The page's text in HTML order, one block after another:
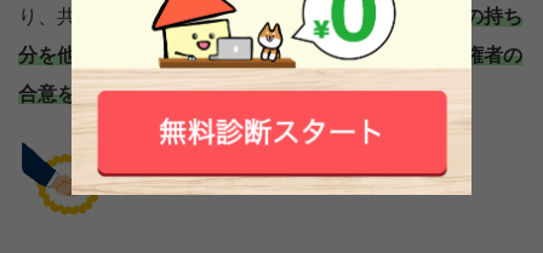
り、共有名義の不動産を売却するのであれば、
自分の持ち
分を他の共有者に買い取ってもらったり、共有持分権者の
合意を得て売却するのが一つの手といえます。